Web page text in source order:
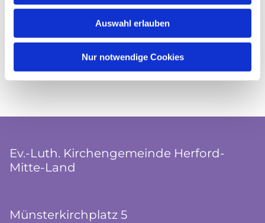
Auswahl erlauben
Nur notwendige Cookies
Ev.-Luth. Kirchengemeinde Herford-
Mitte-Land
Münsterkirchplatz 5